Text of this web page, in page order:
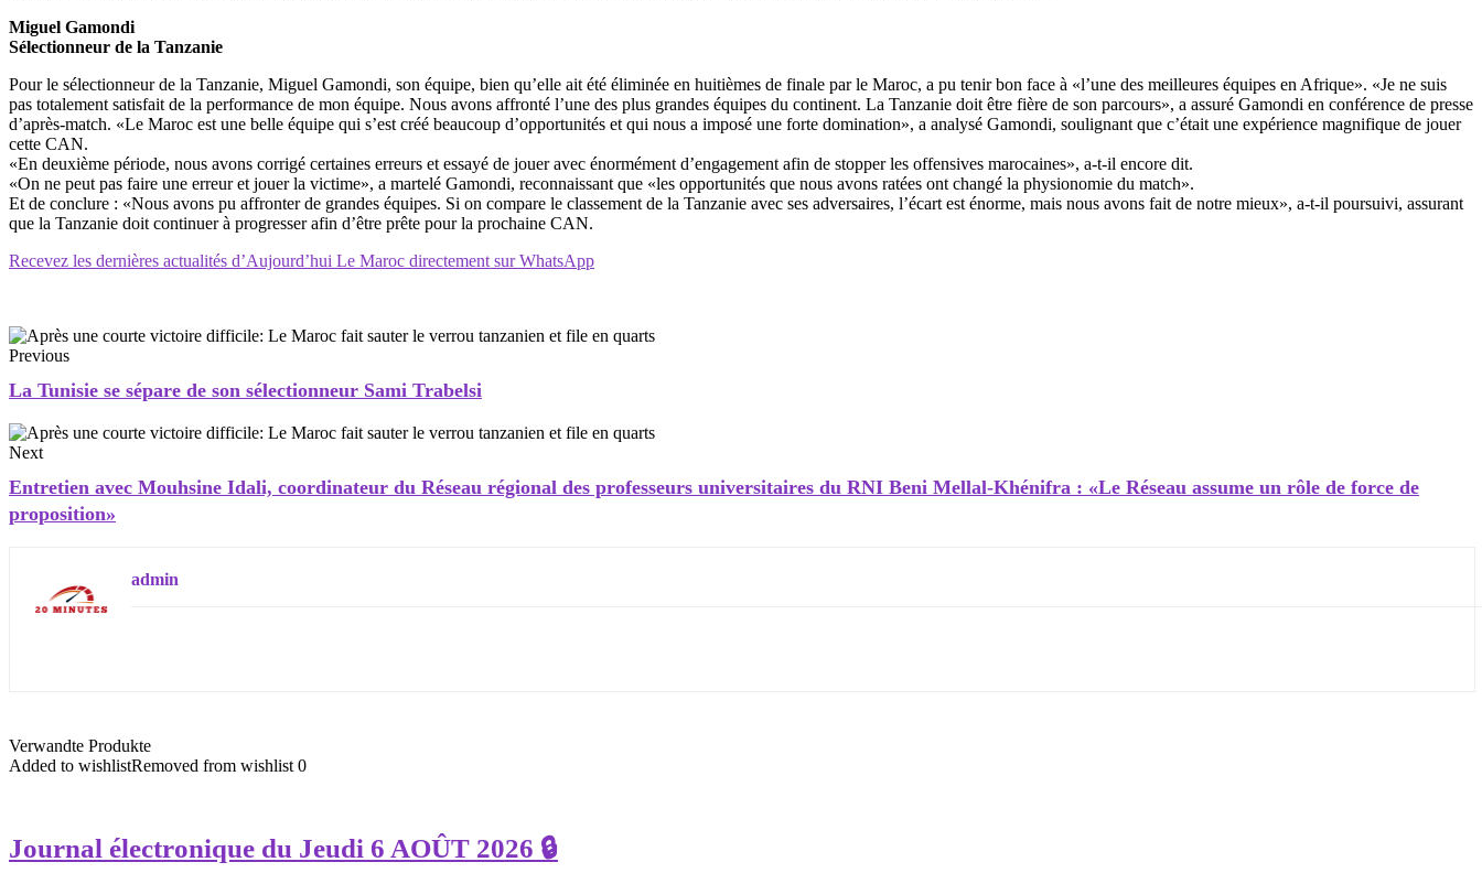
Miguel Gamondi
Sélectionneur de la Tanzanie
Pour le sélectionneur de la Tanzanie, Miguel Gamondi, son équipe, bien qu’elle ait été éliminée en huitièmes de finale par le Maroc, a pu tenir bon face à «l’une des meilleures équipes en Afrique». «Je ne suis
pas totalement satisfait de la performance de mon équipe. Nous avons affronté l’une des plus grandes équipes du continent. La Tanzanie doit être fière de son parcours», a assuré Gamondi en conférence de presse
d’après-match. «Le Maroc est une belle équipe qui s’est créé beaucoup d’opportunités et qui nous a imposé une forte domination», a analysé Gamondi, soulignant que c’était une expérience magnifique de jouer
cette CAN.
«En deuxième période, nous avons corrigé certaines erreurs et essayé de jouer avec énormément d’engagement afin de stopper les offensives marocaines», a-t-il encore dit.
«On ne peut pas faire une erreur et jouer la victime», a martelé Gamondi, reconnaissant que «les opportunités que nous avons ratées ont changé la physionomie du match».
Et de conclure : «Nous avons pu affronter de grandes équipes. Si on compare le classement de la Tanzanie avec ses adversaires, l’écart est énorme, mais nous avons fait de notre mieux», a-t-il poursuivi, assurant
que la Tanzanie doit continuer à progresser afin d’être prête pour la prochaine CAN.
Recevez les dernières actualités d’Aujourd’hui Le Maroc directement sur WhatsApp
Previous
La Tunisie se sépare de son sélectionneur Sami Trabelsi
Next
Entretien avec Mouhsine Idali, coordinateur du Réseau régional des professeurs universitaires du RNI Beni Mellal-Khénifra : «Le Réseau assume un rôle de force de
proposition»
admin
Verwandte Produkte
Added to wishlistRemoved from wishlist 0
Journal électronique du Jeudi 6 AOÛT 2026 🔒